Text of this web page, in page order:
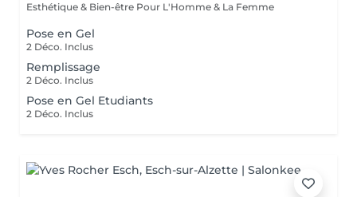
Esthétique & Bien-être Pour L'Homme & La Femme
Pose en Gel
2 Déco. Inclus
Remplissage
2 Déco. Inclus
Pose en Gel Etudiants
2 Déco. Inclus